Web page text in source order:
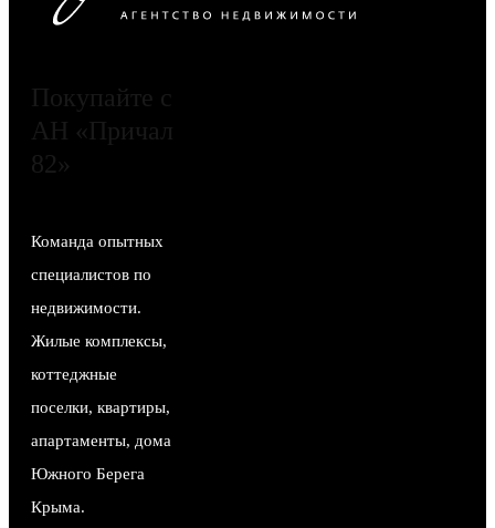
Покупайте с
АН «Причал
82»
Команда опытных
специалистов по
недвижимости.
Жилые комплексы,
коттеджные
поселки, квартиры,
апартаменты, дома
Южного Берега
Крыма.